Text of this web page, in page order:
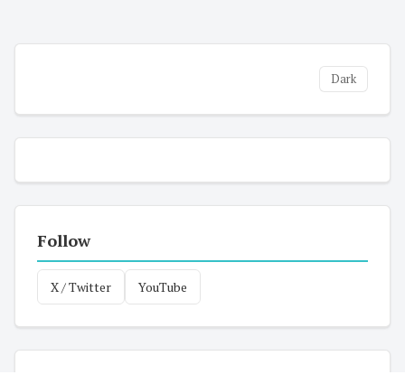
Dark
Follow
X / Twitter YouTube